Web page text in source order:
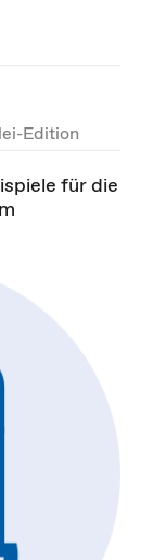
Edition
für die